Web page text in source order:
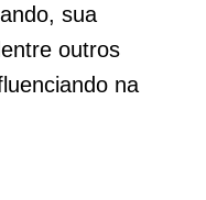
sua
outros
na